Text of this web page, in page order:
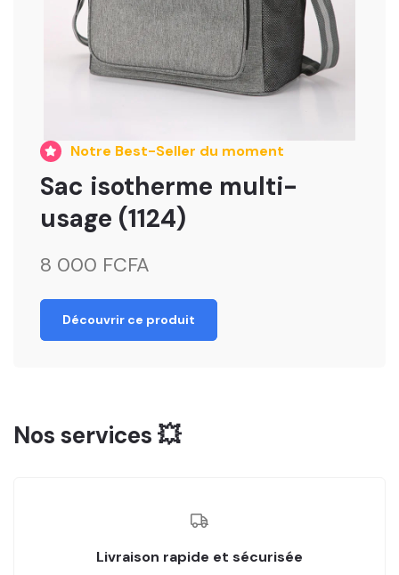
Notre Best-Seller du moment
Sac isotherme multi-
usage (1124)
8 000 FCFA
Découvrir ce produit
Nos services 💥
Livraison rapide et sécurisée